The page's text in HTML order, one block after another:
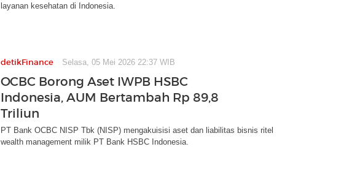
layanan kesehatan di Indonesia.
detikFinance Selasa, 05 Mei 2026 22:37 WIB
OCBC Borong Aset IWPB HSBC
Indonesia, AUM Bertambah Rp 89,8
Triliun
PT Bank OCBC NISP Tbk (NISP) mengakuisisi aset dan liabilitas bisnis ritel
wealth management milik PT Bank HSBC Indonesia.